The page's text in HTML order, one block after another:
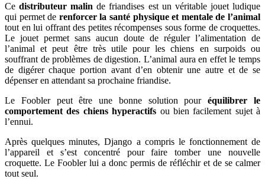
Cedistributeur malin de friandises est un véritable jouet ludique
qui permet de renforcer la santé physique et mentale de l’animal
tout en lui offrant des petites récompenses sous forme de croquettes.
Le jouet permet sans aucun doute de réguler l’alimentation de
l’animal et peut être très utile pour les chiens en surpoids ou
souffrant de problèmes de digestion. L’animal aura en effet le temps
de digérer chaque portion avant d’en obtenir une autre et de se
dépenser en attendant sa prochaine friandise.
Le Foobler peut être une bonne solution pouréquilibrer le
comportement des chiens hyperactifs ou bien facilement sujet à
l’ennui.
Après quelques minutes, Django a compris le fonctionnement de
l’appareil et s’est concentré pour faire tomber une nouvelle
croquette. Le Foobler lui a donc permis de réfléchir et de se calmer
tout seul.